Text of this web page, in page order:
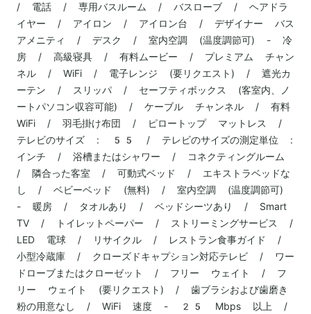
/ 電話 / 専用バスルーム / バスローブ / ヘアドラ
イヤー / アイロン / アイロン台 / デザイナー バス
アメニティ / デスク / 室内空調 (温度調節可) - 冷
房 / 高級寝具 / 有料ムービー / プレミアム チャン
ネル / WiFi / 電子レンジ (要リクエスト) / 遮光カ
ーテン / スリッパ / セーフティボックス (客室内、ノ
ートパソコン収容可能) / ケーブル チャンネル / 有料
WiFi / 羽毛掛け布団 / ピロートップ マットレス /
テレビのサイズ : 55 / テレビのサイズの測定単位 :
インチ / 浴槽またはシャワー / コネクティングルーム
/ 隣合った客室 / 可動式ベッド / エキストラベッドな
し / ベビーベッド (無料) / 室内空調 (温度調節可)
- 暖房 / タオルあり / ベッドシーツあり / Smart
TV / トイレットペーパー / ストリーミングサービス /
LED 電球 / リサイクル / レストラン食事ガイド /
小型冷蔵庫 / クローズドキャプション対応テレビ / ワー
ドローブまたはクローゼット / フリー ウェイト / フ
リー ウェイト (要リクエスト) / 歯ブラシおよび歯磨き
粉の用意なし / WiFi 速度 - 25 Mbps 以上 /